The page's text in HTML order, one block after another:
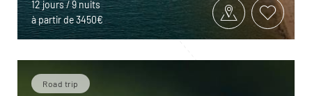
12 jours / 9 nuits
à partir de 3450€
Road trip